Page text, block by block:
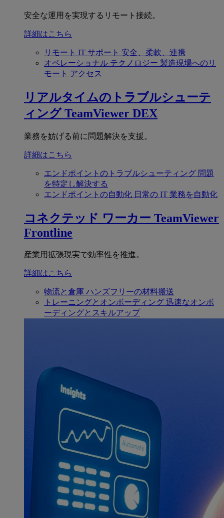
安全な運用を実現するリモート接続。
詳細はこちら
リモート IT サポート 安全、柔軟、連携
オペレーショナル テクノロジー 製造現場へのリ
モート アクセス
リアルタイムのトラブルシューテ
ィング TeamViewer DEX
業務を妨げる前に問題解決を支援。
詳細はこちら
エンドポイントのトラブルシューティング 問題
を特定し解決する
エンドポイントの自動化 日常の IT 業務を自動化
コネクテッド ワーカー TeamViewer
Frontline
産業用拡張現実で効率性を推進。
詳細はこちら
物流と倉庫 ハンズフリーの材料搬送
トレーニングとオンボーディング 迅速なオンボ
ーディングとスキルアップ